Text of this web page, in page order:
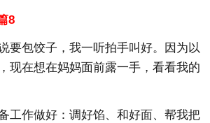
8
要包饺子，我一听拍手叫好。因为以
现在想在妈妈面前露一手，看看我的
工作做好：调好馅、和好面、帮我把